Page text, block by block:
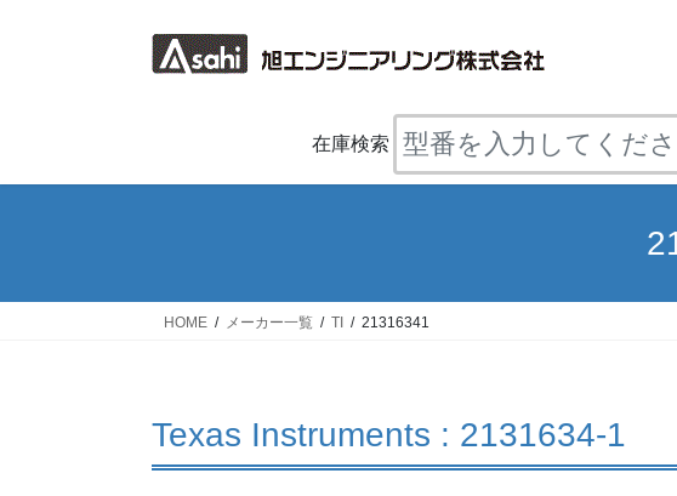
ス
ン
在庫検索
HOME メーカー一覧 TI 21316341
Texas Instruments : 2131634-1